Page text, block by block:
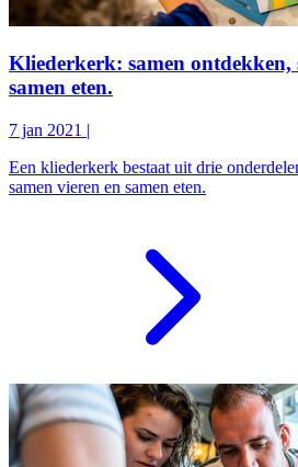
Kliederkerk: samen ontdekken,
samen eten.
7 jan 2021 |
Een kliederkerk bestaat uit drie
samen vieren en samen eten.